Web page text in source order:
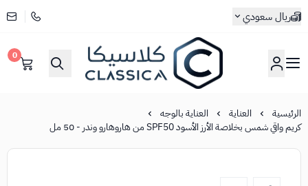
ريال سعودي
كلاسيكا
0
الرئيسية العناية
العناية بالوجه
كريم واقي شمس بخلاصة الأرز الأسود SPF50 من هاروهارو وندر - 50 مل